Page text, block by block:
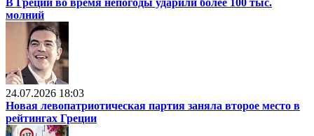
В Греции во время непогоды ударили более 100 тыс.
молний
24.07.2026 18:03
Новая левопатриотическая партия заняла второе место в
рейтингах Греции